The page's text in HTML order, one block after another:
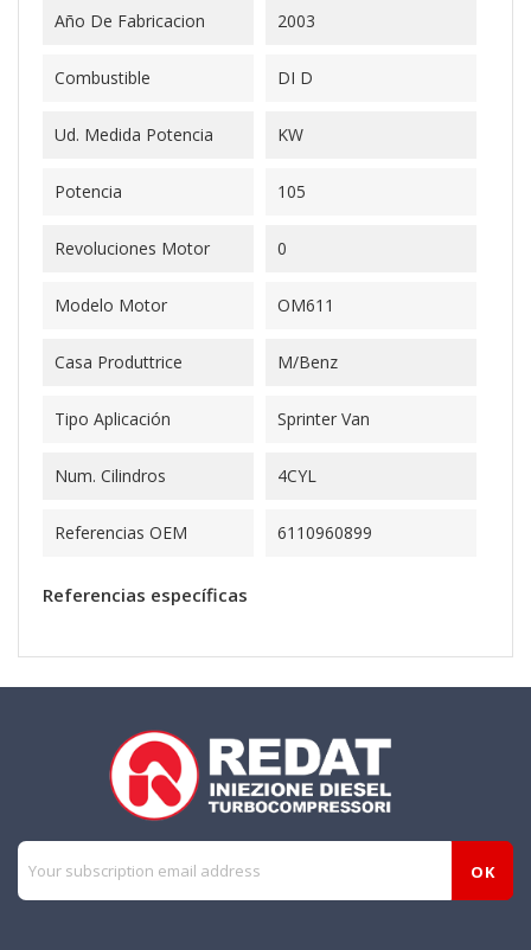
Año De Fabricacion 2003
Combustible DI D
Ud. Medida Potencia KW
Potencia 105
Revoluciones Motor 0
Modelo Motor OM611
Casa Produttrice M/Benz
Tipo Aplicación Sprinter Van
Num. Cilindros 4CYL
Referencias OEM 6110960899
Referencias específicas